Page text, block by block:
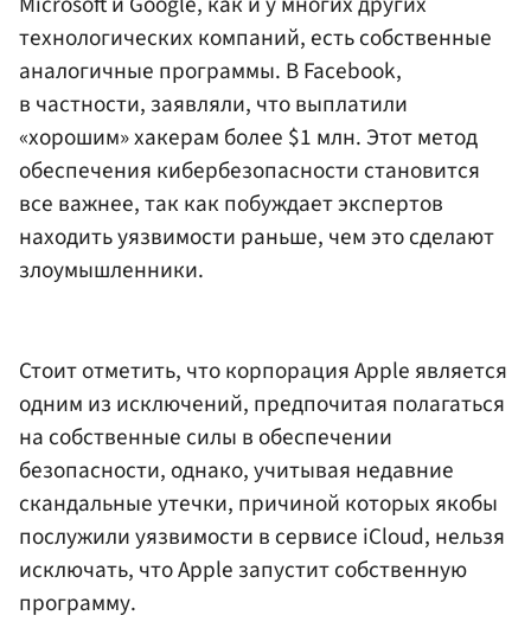
технологических компаний, есть собственные
аналогичные программы. В Facebook,
в частности, заявляли, что выплатили
«хорошим» хакерам более $1 млн. Этот метод
обеспечения кибербезопасности становится
все важнее, так как побуждает экспертов
находить уязвимости раньше, чем это сделают
злоумышленники.
Стоит отметить, что корпорация Apple является
одним из исключений, предпочитая полагаться
на собственные силы в обеспечении
безопасности, однако, учитывая недавние
скандальные утечки, причиной которых якобы
послужили уязвимости в сервисе iCloud, нельзя
исключать, что Apple запустит собственную
программу.